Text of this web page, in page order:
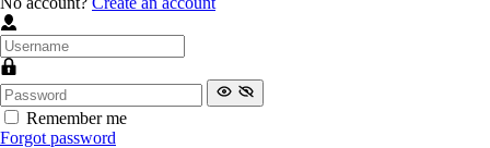
Remember me
Forgot password